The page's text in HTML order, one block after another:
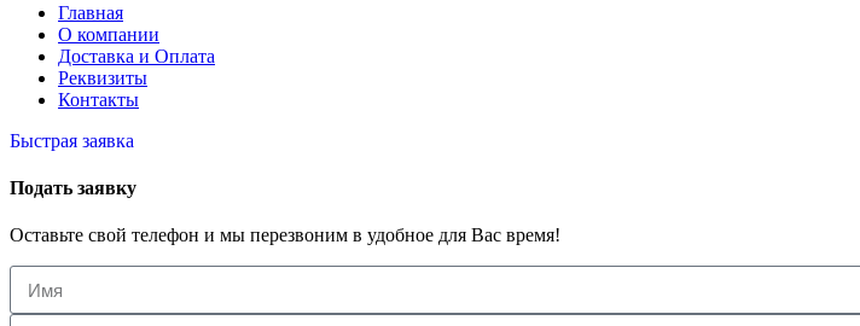
Главная
О компании
Доставка и Оплата
Реквизиты
Контакты
Быстрая заявка
Подать заявку
Оставьте свой телефон и мы перезвоним в удобное для Вас время!